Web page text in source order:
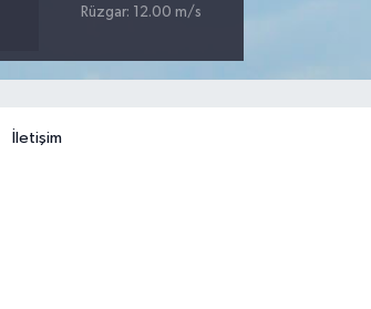
Rüzgar: 12.00 m/s
İletişim